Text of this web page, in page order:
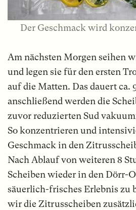
Der Geschmack wird
Am nächsten Morgen seihen
und legen sie für den ersten
auf die Matten. Das dauert ca.
anschließend werden die
zuvor reduzierten Sud
So konzentrieren und
Geschmack in den
Nach Ablauf von weiteren 8
Scheiben wieder in den Dörr-
säuerlich-frisches Erlebnis zu
wir die Zitrusscheiben